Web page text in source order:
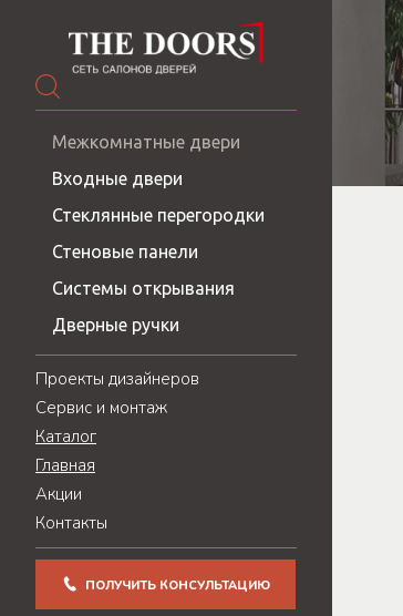
Межкомнатные двери
Входные двери
Стеклянные перегородки
Стеновые панели
Системы открывания
Дверные ручки
Проекты дизайнеров
Сервис и монтаж
Каталог
Главная
Акции
Контакты
ПОЛУЧИТЬ КОНСУЛЬТАЦИЮ